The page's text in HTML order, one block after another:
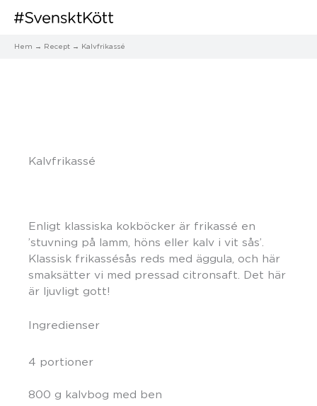
Hem Recept Kalvfrikassé
Kalvfrikassé
Enligt klassiska kokböcker är frikassé en
’stuvning på lamm, höns eller kalv i vit sås’.
Klassisk frikassésås reds med äggula, och här
smaksätter vi med pressad citronsaft. Det här
är ljuvligt gott!
Ingredienser
4 portioner
800 g kalvbog med ben